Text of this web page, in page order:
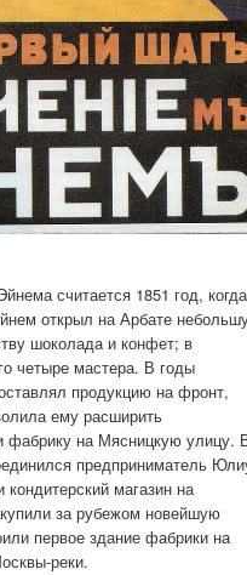
считается 1851 год, когда
открыл на Арбате
шоколада и конфет; в
четыре мастера. В годы
продукцию на фронт,
ему расширить
фабрику на Мясницкую улицу.
предприниматель
магазин на
за рубежом новейшую
первое здание фабрики на
реки.